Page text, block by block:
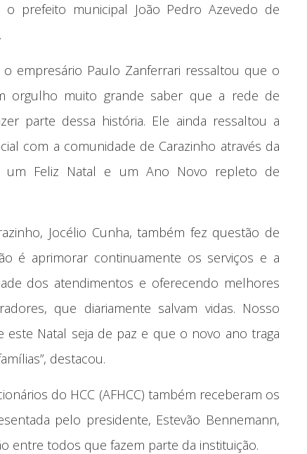
prefeito municipal João Pedro Azevedo de
empresário Paulo Zanferrari ressaltou que o
orgulho muito grande saber que a rede de
parte dessa história. Ele ainda ressaltou a
com a comunidade de Carazinho através da
um Feliz Natal e um Ano Novo repleto de
Jocélio Cunha, também fez questão de
é aprimorar continuamente os serviços e a
dos atendimentos e oferecendo melhores
que diariamente salvam vidas. Nosso
este Natal seja de paz e que o novo ano traga
destacou.
do HCC (AFHCC) também receberam os
pelo presidente, Estevão Bennemann,
entre todos que fazem parte da instituição.